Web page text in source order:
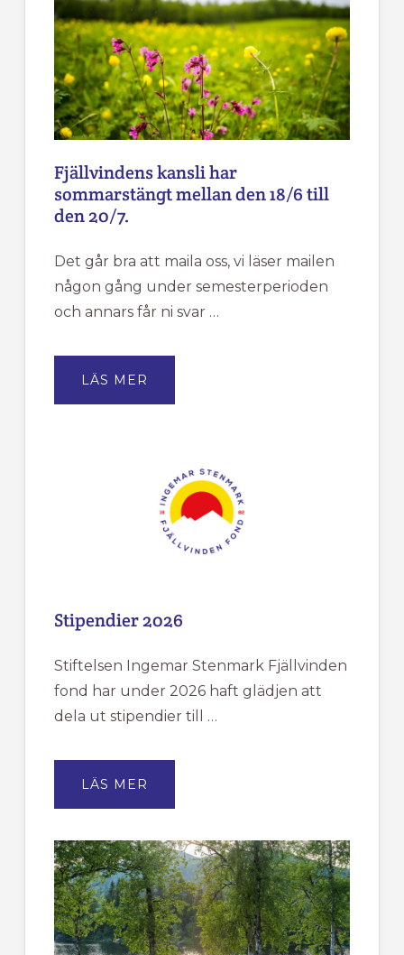
Fjällvindens kansli har
sommarstängt mellan den 18/6 till
den 20/7.
Det går bra att maila oss, vi läser mailen
någon gång under semesterperioden
och annars får ni svar …
LÄS MER
KANSLI
TILL
DEN
20/7.
Stipendier 2026
Stiftelsen Ingemar Stenmark Fjällvinden
fond har under 2026 haft glädjen att
dela ut stipendier till …
LÄS MER
2026